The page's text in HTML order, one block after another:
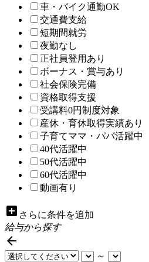
車・バイク通勤OK
交通費支給
短期間就労
夜勤なし
正社員登用あり
ボーナス・賞与あり
社会保険完備
資格取得支援
受講料0円制度対象
産休・育休取得実績あり
子育てママ・パパ活躍中
40代活躍中
50代活躍中
60代活躍中
動画有り
add_box さらに条件を追加
給与から探す

～